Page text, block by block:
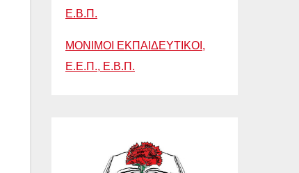
Ε.Β.Π.
ΜΟΝΙΜΟΙ ΕΚΠΑΙΔΕΥΤΙΚΟΙ,
Ε.Ε.Π., Ε.Β.Π.